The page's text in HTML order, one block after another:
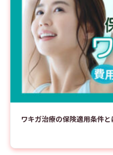
ワキガ治療の保険適用条件